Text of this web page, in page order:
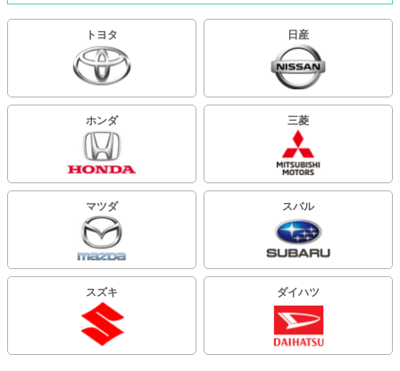
トヨタ 日産
ホンダ 三菱
マツダ スバル
スズキ ダイハツ